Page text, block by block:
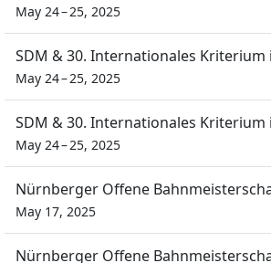
May 24 – 25, 2025
SDM & 30. Internationales
May 24 – 25, 2025
SDM & 30. Internationales
May 24 – 25, 2025
Nürnberger Offene
May 17, 2025
Nürnberger Offene